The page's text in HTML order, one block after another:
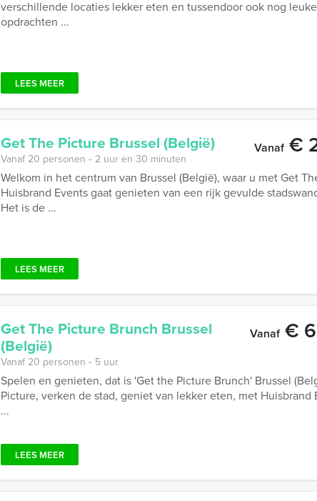
verschillende locaties lekker eten en tussendoor ook nog
opdrachten ...
LEES MEER
Get The Picture Brussel (België) Vanaf€
Vanaf 20 personen ‐ 2 uur en 30 minuten
Welkom in het centrum van Brussel (België), waar u met Get
Huisbrand Events gaat genieten van een rijk gevulde
Het is de ...
LEES MEER
Get The Picture Brunch Brussel
(België)
Vanaf€
Vanaf 20 personen ‐ 5 uur
Spelen en genieten, dat is 'Get the Picture Brunch' Brussel
Picture, verken de stad, geniet van lekker eten, met Huisbrand
...
LEES MEER